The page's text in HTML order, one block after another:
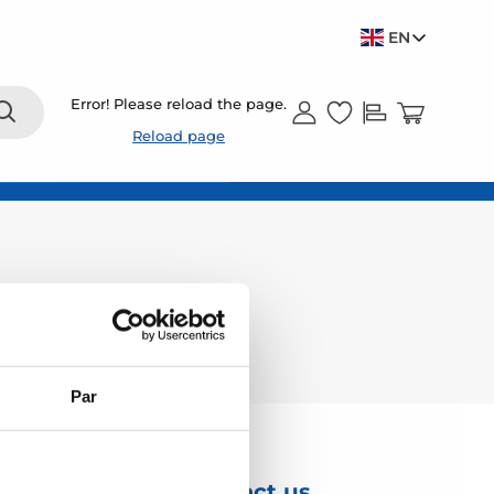
Par
EN
Error! Please reload the page.
Reload page